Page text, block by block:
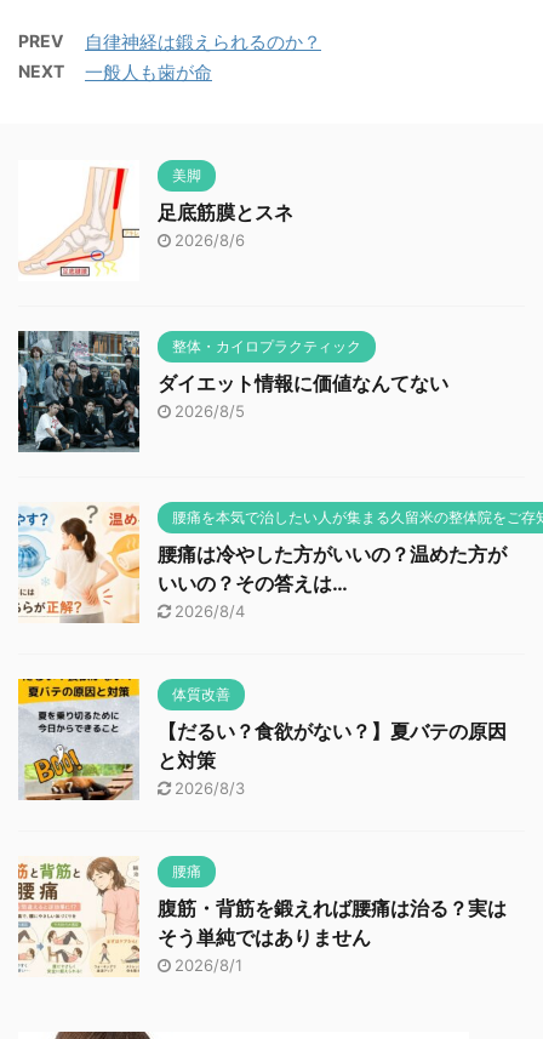
PREV 自律神経は鍛えられるのか？
NEXT 一般人も歯が命
美脚
足底筋膜とスネ
2026/8/6
整体・カイロプラクティック
ダイエット情報に価値なんてない
2026/8/5
腰痛を本気で治したい人が集まる久留米の整体院をご存
腰痛は冷やした方がいいの？温めた方が
いいの？その答えは…
2026/8/4
体質改善
【だるい？食欲がない？】夏バテの原因
と対策
2026/8/3
腰痛
腹筋・背筋を鍛えれば腰痛は治る？実は
そう単純ではありません
2026/8/1